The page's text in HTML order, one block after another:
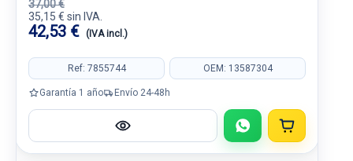
37,00 €
35,15 € sin IVA.
42,53 € (IVA incl.)
Ref: 7855744 OEM: 13587304
Garantía 1 año Envío 24-48h